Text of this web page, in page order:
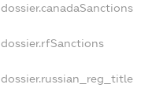
dossier.canadaSanctions
dossier.rfSanctions
dossier.russian_reg_title